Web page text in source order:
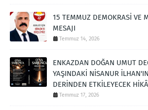
15 TEMMUZ DEMOKRASİ VE
MESAJI
Temmuz 14, 2026
ENKAZDAN DOĞAN UMUT
YAŞINDAKİ NİSANUR
DERİNDEN ETKİLEYECEK
Temmuz 17, 2026